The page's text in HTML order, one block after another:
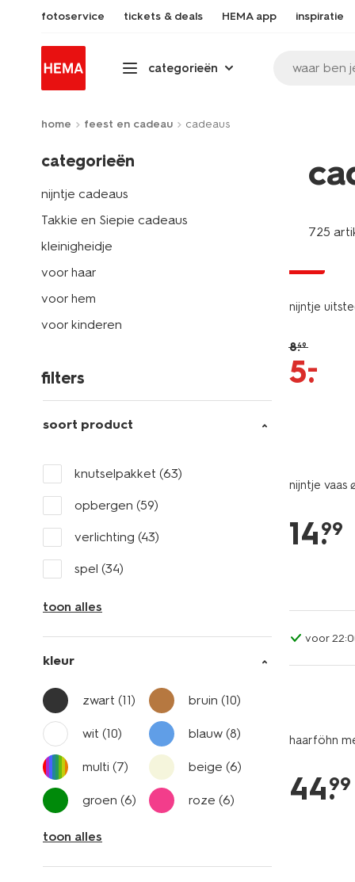
fotoservice tickets & deals HEMA app inspiratie
categorieën waar ben
home feest en cadeau cadeaus
categorieën
nijntje cadeaus
Takkie en Siepie cadeaus
kleinigheidje
voor haar
voor hem
voor kinderen
filters
soort product
knutselpakket (63)
opbergen (59)
verlichting (43)
spel (34)
toon alles
kleur
zwart (11) bruin(10)
wit (10) blauw(8)
multi (7) beige(6)
groen (6) roze(6)
toon alles
725
nijntje
8.49
5.
–
nijntje vaas
14.
99
voor
haarföhn
44.
99